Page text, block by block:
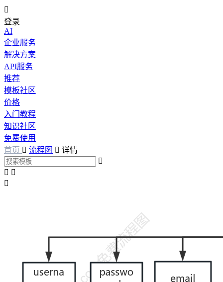

登录
AI
企业服务
解决方案
API服务
推荐
模板社区
价格
入门教程
知识社区
免费使用
首页  流程图  详情

 
